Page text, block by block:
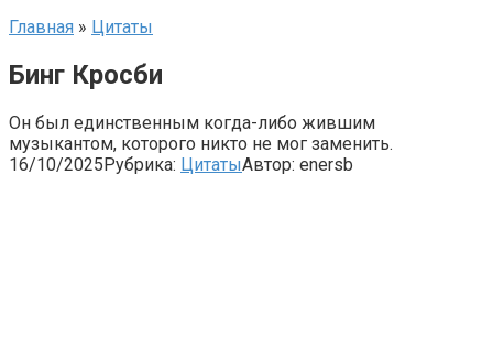
Главная » Цитаты
Бинг Кросби
Он был единственным когда-либо жившим
музыкантом, которого никто не мог заменить.
16/10/2025Рубрика: ЦитатыАвтор: enersb